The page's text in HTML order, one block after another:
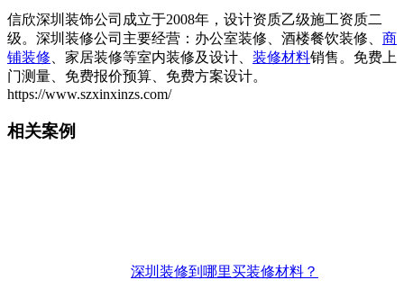
信欣深圳装饰公司成立于2008年，设计资质乙级施工资质二
级。深圳装修公司主要经营：办公室装修、酒楼餐饮装修、 商
铺装修 、家居装修等室内装修及设计、 装修材料销售。免费上
门测量、免费报价预算、免费方案设计。
https://www.szxinxinzs.com/
相关案例
深圳装修到哪里买装修材料？